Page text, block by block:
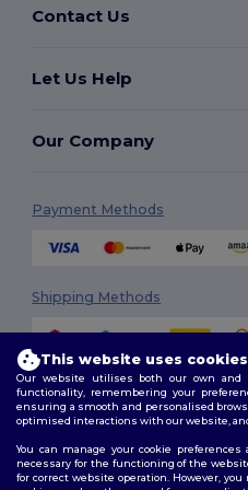
Contact Us
Let Us Help
Our Company
Payment Methods
Shipping Methods
Follow Us
This website uses cookies
Our website utilises both our own and
functionality, remembering your
ensuring a smooth and personalised
optimised interactions with our website,
You can manage your cookie
necessary for the functioning of the
for correct website operation. However,